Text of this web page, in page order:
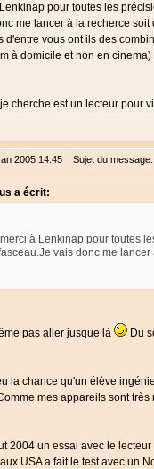
pour toutes les
me lancer à la recherce
d'entre vous ont ils des
à domicile et non en
cherche est un lecteur pour
2005 14:45 Sujet du message:
a écrit:
à Lenkinap pour toutes
vais donc me
pas aller jusque là
Du
la chance qu'un élève
mes appareils sont
2004 un essai avec le
USA a fait le test avec un